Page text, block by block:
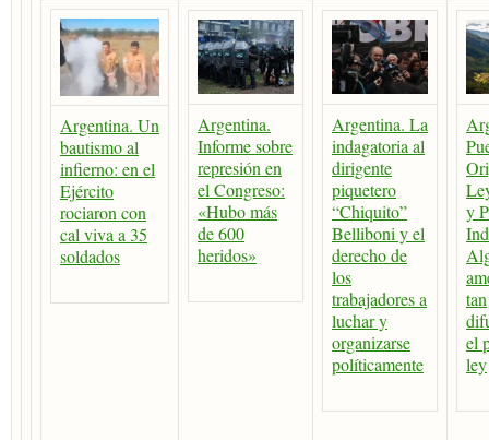
Argentina. Un
bautismo al
infierno: en el
Ejército
rociaron con
cal viva a 35
soldados
Argentina.
Informe sobre
represión en
el Congreso:
«Hubo más
de 600
heridos»
Argentina. La
indagatoria al
dirigente
piquetero
“Chiquito”
Belliboni y el
derecho de
los
trabajadores a
luchar y
organizarse
políticamente
y
tan
el
ley